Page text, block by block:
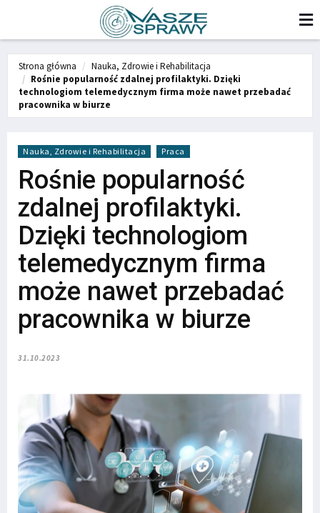
Strona główna
Nauka, Zdrowie i Rehabilitacja
Rośnie popularność zdalnej profilaktyki. Dzięki
technologiom telemedycznym firma może nawet przebadać
pracownika w biurze
Nauka, Zdrowie i Rehabilitacja Praca
Rośnie popularność
zdalnej profilaktyki.
Dzięki technologiom
telemedycznym firma
może nawet przebadać
pracownika w biurze
31.10.2023